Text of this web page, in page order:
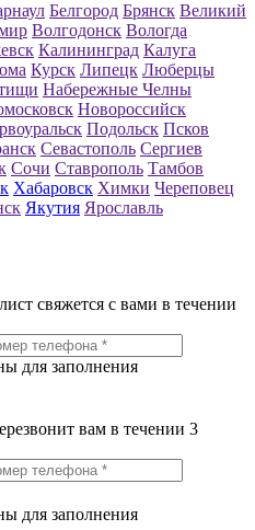
Белгород Брянск Великий
Волгодонск Вологда
Калининград Калуга
Курск Липецк Люберцы
Набережные Челны
Новороссийск
Подольск Псков
Севастополь Сергиев
Сочи Ставрополь Тамбов
Хабаровск Химки Череповец
Якутия Ярославль
свяжется с вами в течении
для заполнения
вам в течении 3
для заполнения